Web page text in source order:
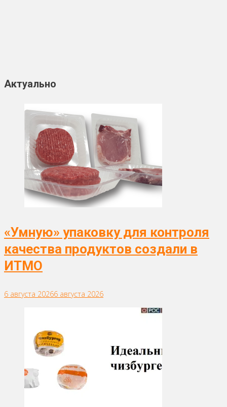
Актуально
«Умную» упаковку для контроля
качества продуктов создали в
ИТМО
6 августа 20266 августа 2026